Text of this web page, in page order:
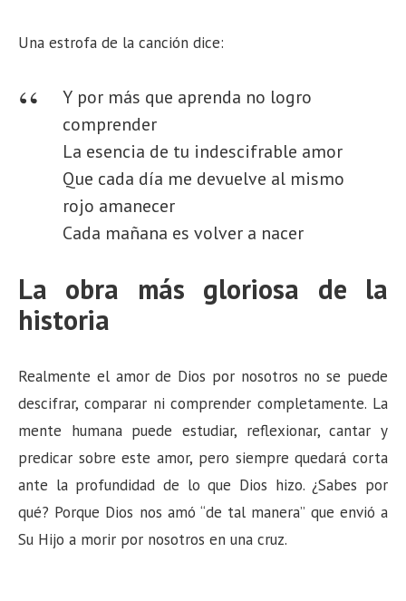
Una estrofa de la canción dice:
Y por más que aprenda no logro
comprender
La esencia de tu indescifrable amor
Que cada día me devuelve al mismo
rojo amanecer
Cada mañana es volver a nacer
La obra más gloriosa de la
historia
Realmente el amor de Dios por nosotros no se puede
descifrar, comparar ni comprender completamente. La
mente humana puede estudiar, reflexionar, cantar y
predicar sobre este amor, pero siempre quedará corta
ante la profundidad de lo que Dios hizo. ¿Sabes por
qué? Porque Dios nos amó “de tal manera” que envió a
Su Hijo a morir por nosotros en una cruz.